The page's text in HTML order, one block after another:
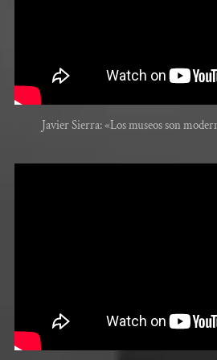
Javier Sierra: «Los museos son